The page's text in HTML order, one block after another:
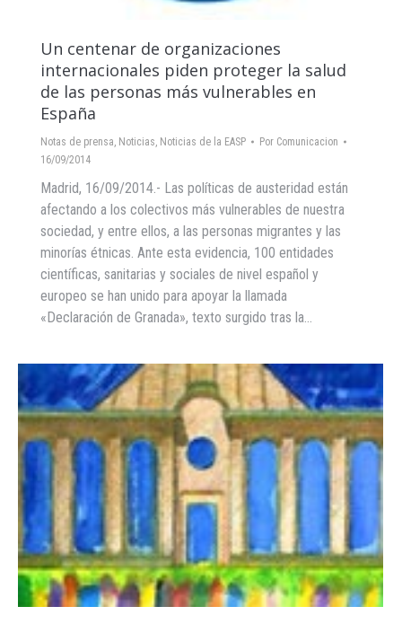
Un centenar de organizaciones
internacionales piden proteger la salud
de las personas más vulnerables en
España
Notas de prensa, Noticias, Noticias de la EASP Por Comunicacion
16/09/2014
Madrid, 16/09/2014.- Las políticas de austeridad están
afectando a los colectivos más vulnerables de nuestra
sociedad, y entre ellos, a las personas migrantes y las
minorías étnicas. Ante esta evidencia, 100 entidades
científicas, sanitarias y sociales de nivel español y
europeo se han unido para apoyar la llamada
«Declaración de Granada», texto surgido tras la…